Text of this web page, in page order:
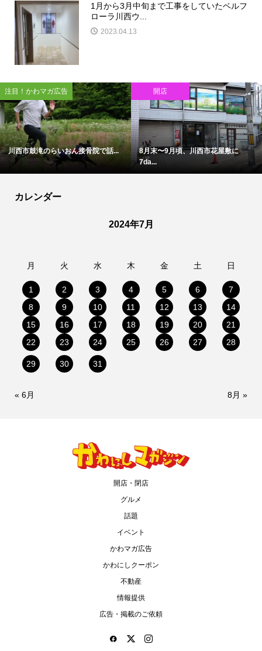
1月から3月中旬まで工事をしていたベルフ
ローラ川西ウ...
2023.04.13
注目！かわマガ広告
川西市鼓滝のらいおん接骨院で話...
開店
8月末〜9月頃、川西市花屋敷に
7da...
カレンダー
2024年7月
月 火 水 木 金 土 日
1 2 3 4 5 6
7
8
9 10 11 12 13
14
15
16 17 18 19 20
21
22
23 24 25 26 27 28
29 30 31
« 6月 8月 »
開店・閉店
グルメ
話題
イベント
かわマガ広告
かわにしクーポン
不動産
情報提供
広告・掲載のご依頼